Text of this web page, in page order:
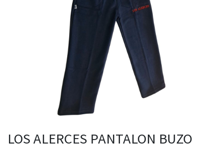
LOS ALERCES PANTALON BUZO